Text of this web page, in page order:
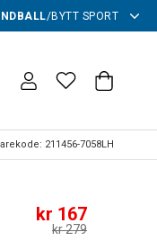
/BYTT SPORT
211456-7058LH
kr 167
kr 279